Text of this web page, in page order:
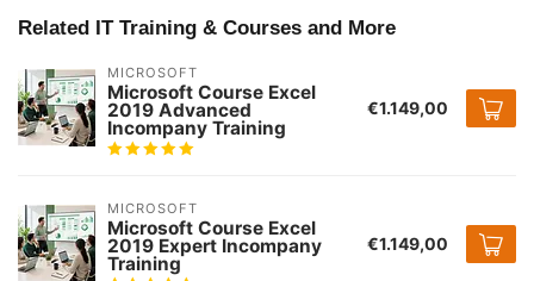
Related IT Training & Courses and More
MICROSOFT
Microsoft Course Excel
2019 Advanced
Incompany Training
€1.149,00
MICROSOFT
Microsoft Course Excel
2019 Expert Incompany
Training
€1.149,00